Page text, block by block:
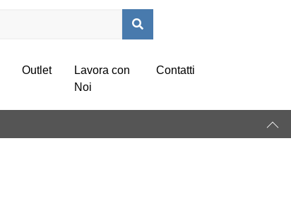
Outlet
Lavora con
Noi
Contatti